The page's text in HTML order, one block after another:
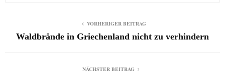
VORHERIGER BEITRAG
Waldbrände in Griechenland nicht zu verhindern
NÄCHSTER BEITRAG